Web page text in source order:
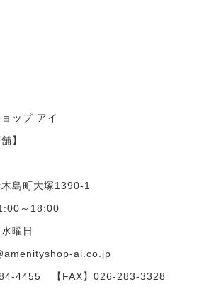
ップ アイ
】
島町大塚1390-1
～18:00
曜日
ai.co.jp
4455 【FAX】026-283-3328